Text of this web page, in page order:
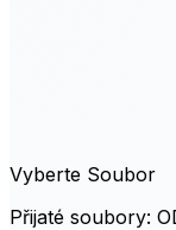
Vyberte Soubor
Přijaté soubory: